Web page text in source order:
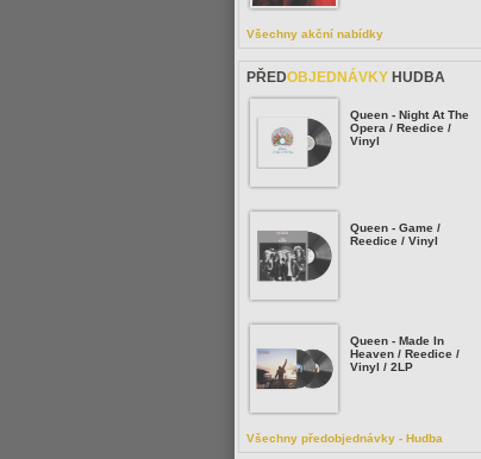
Všechny akční nabídky
PŘEDOBJEDNÁVKY HUDBA
Queen - Night At The
Opera / Reedice /
Vinyl
Queen - Game /
Reedice / Vinyl
Queen - Made In
Heaven / Reedice /
Vinyl / 2LP
Všechny předobjednávky - Hudba